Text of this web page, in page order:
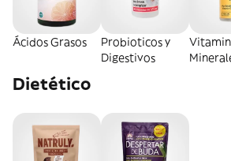
Ácidos Grasos
Probioticos y
Digestivos
Dietético